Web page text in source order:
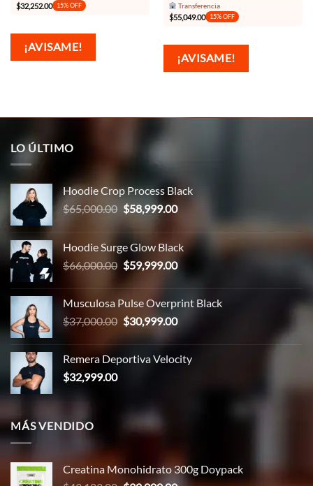
$32,252.00 15% OFF
¡AVISAME!
Transferencia
$55,049.00 15% OFF
¡AVISAME!
LO ÚLTIMO
Hoodie Crop Process Black
$65,000.00 El
original
era:
$65,000.00.
$58,999.00El
actual
es:
$58,999.00.
Hoodie Surge Glow Black
$66,000.00 El
era:
$66,000.00.
$59,999.00El
es:
$59,999.00.
Musculosa Pulse Overprint Black
$37,000.00 El
precio
era:
$30,999.00El
es:
Remera Deportiva Velocity
$32,999.00
MÁS VENDIDO
Creatina Monohidrato 300g Doypack